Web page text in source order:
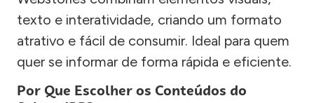
texto e interatividade, criando um formato
atrativo e fácil de consumir. Ideal para quem
quer se informar de forma rápida e eficiente.
Por Que Escolher os Conteúdos do